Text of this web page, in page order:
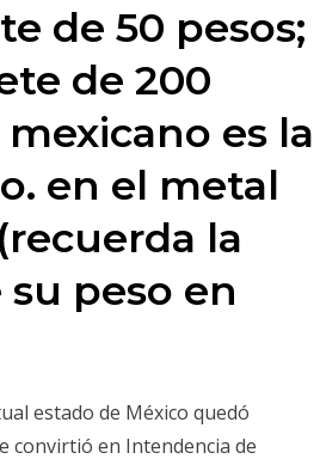
de 50 pesos;
de 200
es la
en el metal
la
peso en
estado de México quedó
convirtió en Intendencia de